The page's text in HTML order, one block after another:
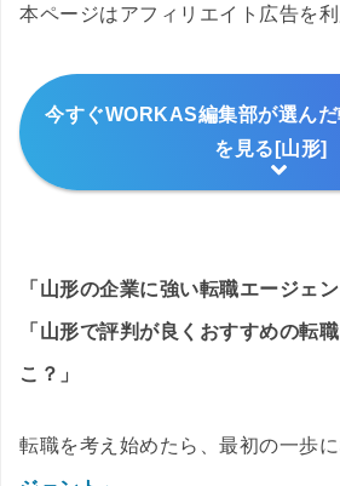
本ページはアフィリエイト広告を利
今すぐWORKAS編集部が選ん
を見る[山形]
「山形の企業に強い転職エージェ
「山形で評判が良くおすすめの転
こ？」
転職を考え始めたら、最初の一歩